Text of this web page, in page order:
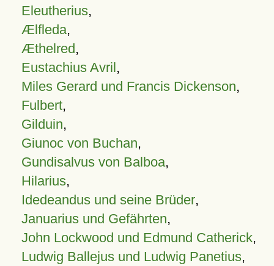
Eleutherius,
Ælfleda,
Æthelred,
Eustachius Avril,
Miles Gerard und Francis Dickenson,
Fulbert,
Gilduin,
Giunoc von Buchan,
Gundisalvus von Balboa,
Hilarius,
Idedeandus und seine Brüder,
Januarius und Gefährten,
John Lockwood und Edmund Catherick,
Ludwig Ballejus und Ludwig Panetius,